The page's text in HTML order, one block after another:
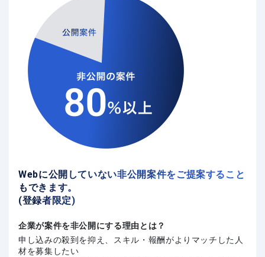
Webに公開していない非公開案件をご提案すること
もできます。
(登録者限定)
企業が案件を非公開にする理由とは？
申し込みの殺到を抑え、スキル・報酬がよりマッチした人
材を募集したい